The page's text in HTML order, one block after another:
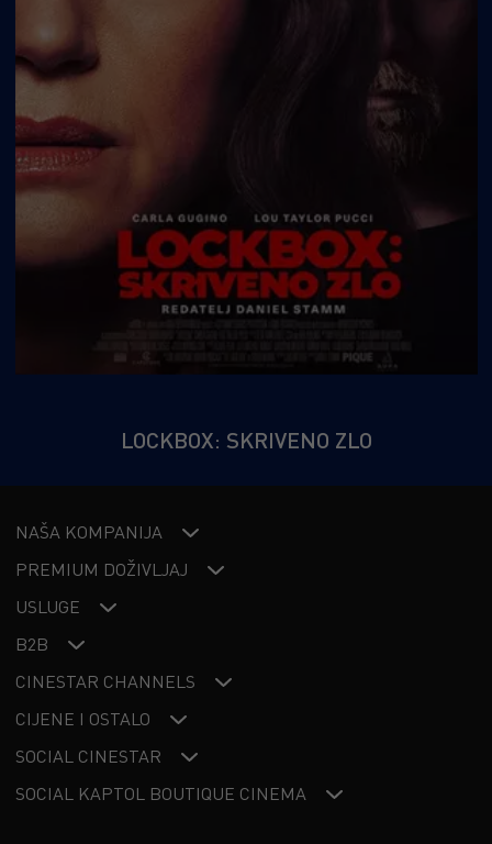
LOCKBOX: SKRIVENO ZLO
NAŠA KOMPANIJA
PREMIUM DOŽIVLJAJ
USLUGE
B2B
CINESTAR CHANNELS
CIJENE I OSTALO
SOCIAL CINESTAR
SOCIAL KAPTOL BOUTIQUE CINEMA